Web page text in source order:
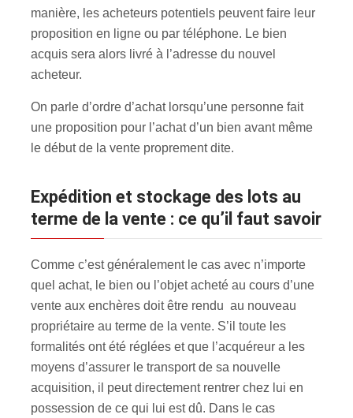
manière, les acheteurs potentiels peuvent faire leur
proposition en ligne ou par téléphone. Le bien
acquis sera alors livré à l’adresse du nouvel
acheteur.
On parle d’ordre d’achat lorsqu’une personne fait
une proposition pour l’achat d’un bien avant même
le début de la vente proprement dite.
Expédition et stockage des lots au
terme de la vente : ce qu’il faut savoir
Comme c’est généralement le cas avec n’importe
quel achat, le bien ou l’objet acheté au cours d’une
vente aux enchères doit être rendu au nouveau
propriétaire au terme de la vente. S’il toute les
formalités ont été réglées et que l’acquéreur a les
moyens d’assurer le transport de sa nouvelle
acquisition, il peut directement rentrer chez lui en
possession de ce qui lui est dû. Dans le cas